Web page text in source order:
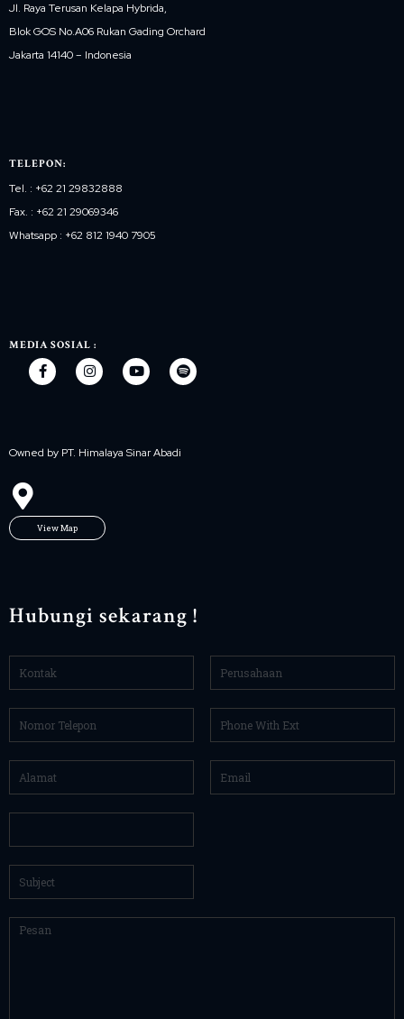
Jl. Raya Terusan Kelapa Hybrida,
Blok GOS No.A06 Rukan Gading Orchard
Jakarta 14140 – Indonesia
TELEPON:
Tel. : +62 21 29832888
Fax. : +62 21 29069346
Whatsapp : +62 812 1940 7905
MEDIA SOSIAL :
Owned by PT. Himalaya Sinar Abadi
View Map
Hubungi sekarang !